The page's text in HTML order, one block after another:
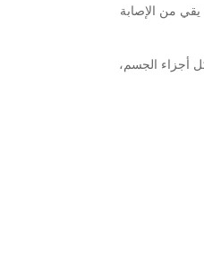
يقي من الإصابة
أجزاء الجسم،